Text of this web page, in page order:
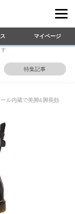
マイページ
す
特集記事
ル内蔵で美脚&脚長効